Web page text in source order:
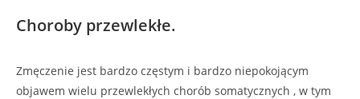
Choroby przewlekłe.
Zmęczenie jest bardzo częstym i bardzo niepokojącym
objawem wielu przewlekłych chorób somatycznych , w tym